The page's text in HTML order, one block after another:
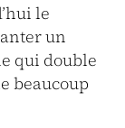
le
un
qui double
beaucoup